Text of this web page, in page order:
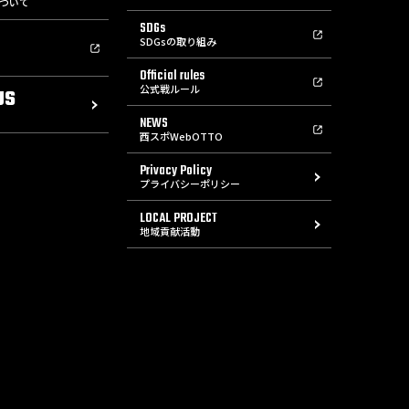
SDGs
SDGsの取り組み
Official rules
公式戦ルール
NEWS
西スポWebOTTO
Privacy Policy
プライバシーポリシー
LOCAL PROJECT
地域貢献活動